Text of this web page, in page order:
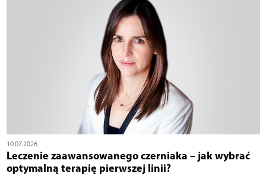
10.07.2026
Leczenie zaawansowanego czerniaka – jak wybrać
optymalną terapię pierwszej linii?